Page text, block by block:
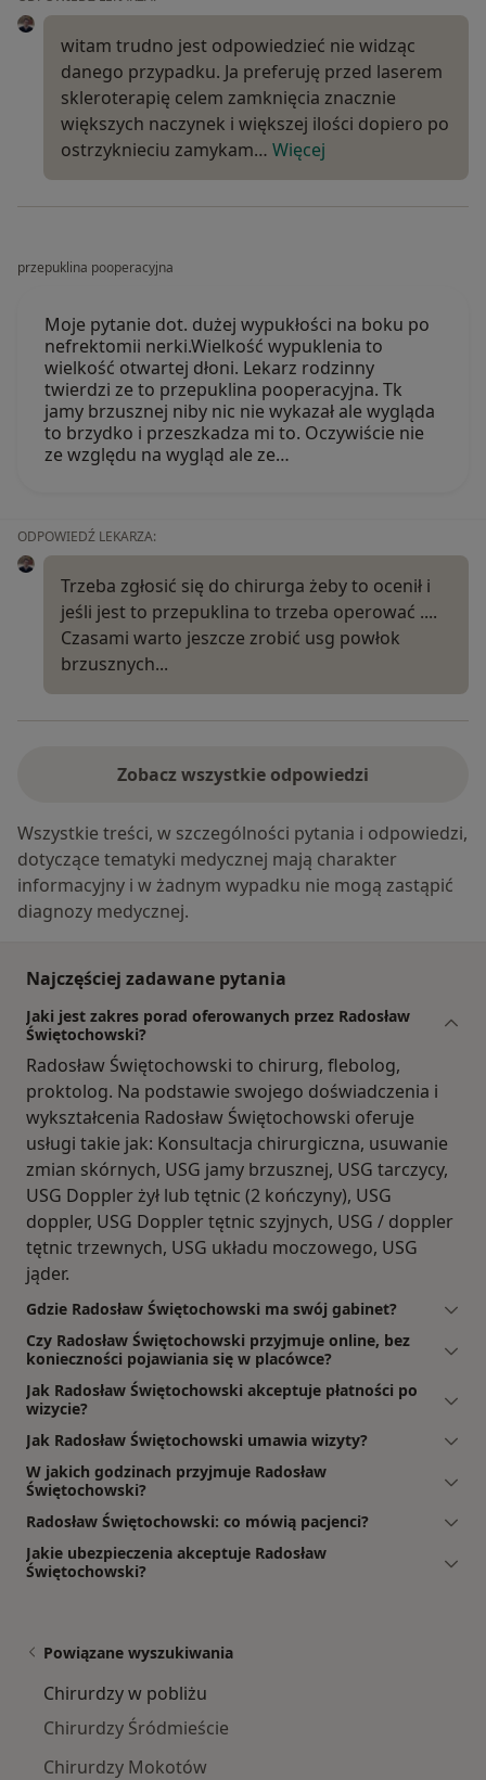
witam trudno jest odpowiedzieć nie widząc
danego przypadku. Ja preferuję przed laserem
skleroterapię celem zamknięcia znacznie
większych naczynek i większej ilości dopiero po
ostrzyknieciu zamykam… Więcej
przepuklina pooperacyjna
Moje pytanie dot. dużej wypukłości na boku po
nefrektomii nerki.Wielkość wypuklenia to
wielkość otwartej dłoni. Lekarz rodzinny
twierdzi ze to przepuklina pooperacyjna. Tk
jamy brzusznej niby nic nie wykazał ale wygląda
to brzydko i przeszkadza mi to. Oczywiście nie
ze względu na wygląd ale ze…
ODPOWIEDŹ LEKARZA:
Trzeba zgłosić się do chirurga żeby to ocenił i
jeśli jest to przepuklina to trzeba operować ....
Czasami warto jeszcze zrobić usg powłok
brzusznych...
Zobacz wszystkie odpowiedzi
Wszystkie treści, w szczególności pytania i odpowiedzi,
dotyczące tematyki medycznej mają charakter
informacyjny i w żadnym wypadku nie mogą zastąpić
diagnozy medycznej.
Najczęściej zadawane pytania
Jaki jest zakres porad oferowanych przez Radosław
Świętochowski?
Radosław Świętochowski to chirurg, flebolog,
proktolog. Na podstawie swojego doświadczenia i
wykształcenia Radosław Świętochowski oferuje
usługi takie jak: Konsultacja chirurgiczna, usuwanie
zmian skórnych, USG jamy brzusznej, USG tarczycy,
USG Doppler żył lub tętnic (2 kończyny), USG
doppler, USG Doppler tętnic szyjnych, USG / doppler
tętnic trzewnych, USG układu moczowego, USG
jąder.
Gdzie Radosław Świętochowski ma swój gabinet?
Czy Radosław Świętochowski przyjmuje online, bez
konieczności pojawiania się w placówce?
Jak Radosław Świętochowski akceptuje płatności po
wizycie?
Jak Radosław Świętochowski umawia wizyty?
W jakich godzinach przyjmuje Radosław
Świętochowski?
Radosław Świętochowski: co mówią pacjenci?
Jakie ubezpieczenia akceptuje Radosław
Świętochowski?
Powiązane wyszukiwania
Chirurdzy w pobliżu
Chirurdzy Śródmieście
Chirurdzy Mokotów